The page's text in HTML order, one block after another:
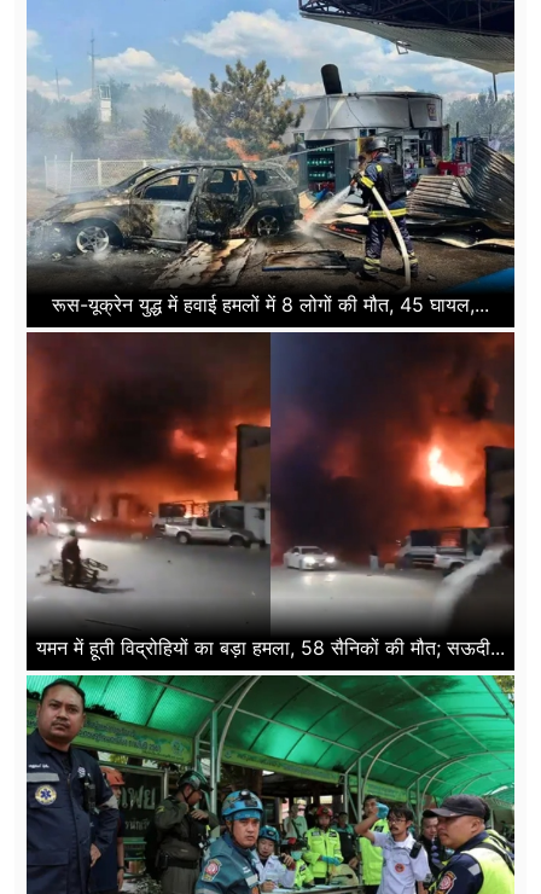
रूस-यूक्रेन युद्ध में हवाई हमलों में 8 लोगों की मौत, 45 घायल,...
यमन में हूती विद्रोहियों का बड़ा हमला, 58 सैनिकों की मौत; सऊदी...